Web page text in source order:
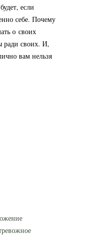
если
себе. Почему
о своих
ради своих. И,
вам нельзя